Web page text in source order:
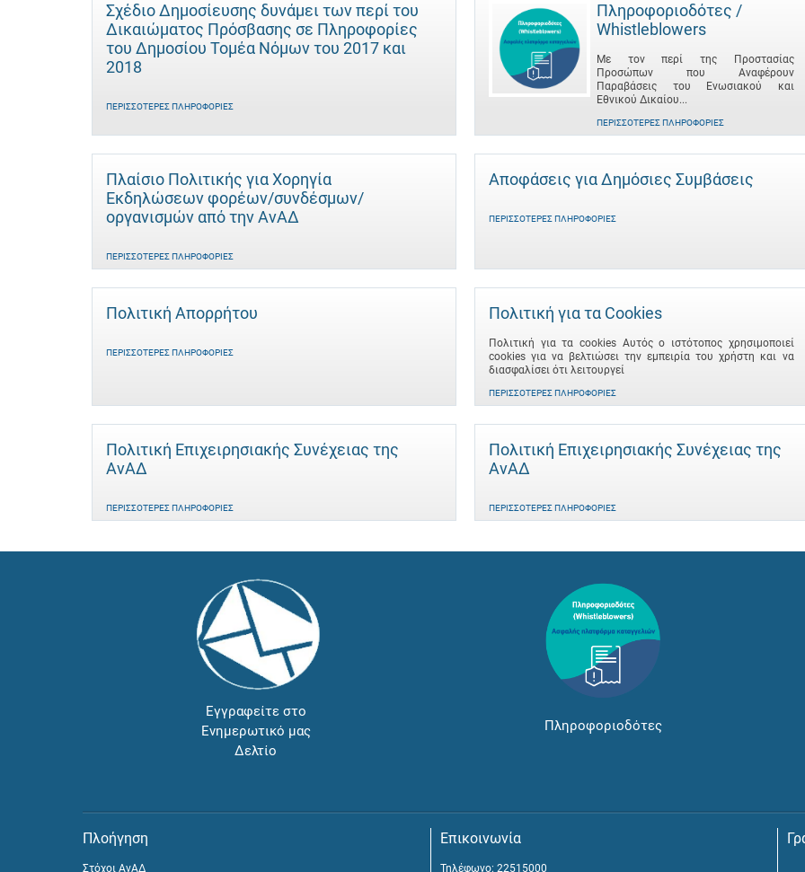
Σχέδιο Δημοσίευσης δυνάμει των περί του
Δικαιώματος Πρόσβασης σε Πληροφορίες
του Δημοσίου Τομέα Νόμων του 2017 και
2018
ΠΕΡΙΣΣΌΤΕΡΕΣ ΠΛΗΡΟΦΟΡΊΕΣ
Πληροφοριοδότες /
Whistleblowers
Με τον περί της Προστασίας
Προσώπων που Αναφέρουν
Παραβάσεις του Ενωσιακού και
Εθνικού Δικαίου...
ΠΕΡΙΣΣΌΤΕΡΕΣ ΠΛΗΡΟΦΟΡΊΕΣ
Πλαίσιο Πολιτικής για Χορηγία
Εκδηλώσεων φορέων/συνδέσμων/
οργανισμών από την ΑνΑΔ
ΠΕΡΙΣΣΌΤΕΡΕΣ ΠΛΗΡΟΦΟΡΊΕΣ
Αποφάσεις για Δημόσιες Συμβάσεις
ΠΕΡΙΣΣΌΤΕΡΕΣ ΠΛΗΡΟΦΟΡΊΕΣ
Πολιτική Απορρήτου
ΠΕΡΙΣΣΌΤΕΡΕΣ ΠΛΗΡΟΦΟΡΊΕΣ
Πολιτική για τα Cookies
Πολιτική για τα cookies Αυτός ο ιστότοπος χρησιμοποιεί
cookies για να βελτιώσει την εμπειρία του χρήστη και να
διασφαλίσει ότι λειτουργεί
ΠΕΡΙΣΣΌΤΕΡΕΣ ΠΛΗΡΟΦΟΡΊΕΣ
Πολιτική Επιχειρησιακής Συνέχειας της
ΑνΑΔ
ΠΕΡΙΣΣΌΤΕΡΕΣ ΠΛΗΡΟΦΟΡΊΕΣ
Πολιτική Επιχειρησιακής Συνέχειας της
ΑνΑΔ
ΠΕΡΙΣΣΌΤΕΡΕΣ ΠΛΗΡΟΦΟΡΊΕΣ
Εγγραφείτε στο
Ενημερωτικό μας
Δελτίο
Πληροφοριοδότες
Πλοήγηση
Στόχοι ΑνΑΔ
Επικοινωνία
Τηλέφωνο: 22515000